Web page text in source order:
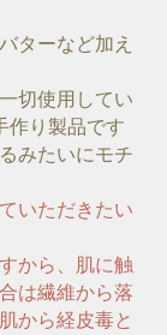
ターなど加え
切使用してい
作り製品です
みたいにモチ
いただきたい
から、肌に触
は繊維から落
から経皮毒と